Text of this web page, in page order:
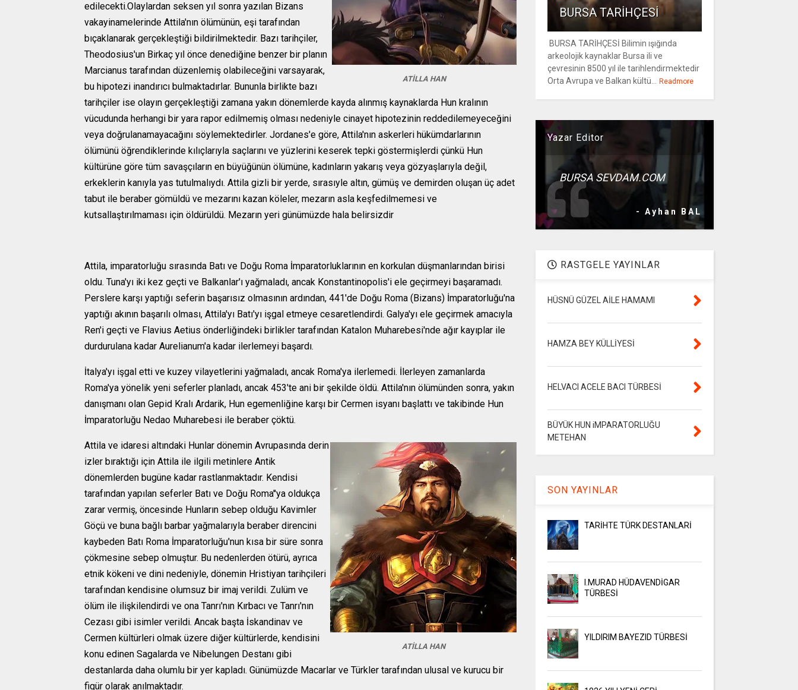
ATİLLA HAN
edilecekti.Olaylardan seksen yıl sonra yazılan Bizans
vakayinamelerinde Attila'nın ölümünün, eşi tarafından
bıçaklanarak gerçekleştiği bildirilmektedir. Bazı tarihçiler,
Theodosius'un Birkaç yıl önce denediğine benzer bir planın
Marcianus tarafından düzenlemiş olabileceğini varsayarak,
bu hipotezi inandırıcı bulmaktadırlar. Bununla birlikte bazı
tarihçiler ise olayın gerçekleştiği zamana yakın dönemlerde kayda alınmış kaynaklarda Hun kralının
vücudunda herhangi bir yara rapor edilmemiş olması nedeniyle cinayet hipotezinin reddedilemeyeceğini
veya doğrulanamayacağını söylemektedirler. Jordanes'e göre, Attila'nın askerleri hükümdarlarının
ölümünü öğrendiklerinde kılıçlarıyla saçlarını ve yüzlerini keserek tepki göstermişlerdi çünkü Hun
kültürüne göre tüm savaşçıların en büyüğünün ölümüne, kadınların yakarış veya gözyaşlarıyla değil,
erkeklerin kanıyla yas tutulmalıydı. Attila gizli bir yerde, sırasıyle altın, gümüş ve demirden oluşan üç adet
tabut ile beraber gömüldü ve mezarını kazan köleler, mezarın asla keşfedilmemesi ve
kutsallaştırılmaması için öldürüldü. Mezarın yeri günümüzde hala belirsizdir
Attila, imparatorluğu sırasında Batı ve Doğu Roma İmparatorluklarının en korkulan düşmanlarından birisi
oldu. Tuna'yı iki kez geçti ve Balkanlar'ı yağmaladı, ancak Konstantinopolis'i ele geçirmeyi başaramadı.
Perslere karşı yaptığı seferin başarısız olmasının ardından, 441'de Doğu Roma (Bizans) İmparatorluğu'na
yaptığı akının başarılı olması, Attila'yı Batı'yı işgal etmeye cesaretlendirdi. Galya'yı ele geçirmek amacıyla
Ren'i geçti ve Flavius Aetius önderliğindeki birlikler tarafından Katalon Muharebesi'nde ağır kayıplar ile
durdurulana kadar Aurelianum'a kadar ilerlemeyi başardı.
İtalya'yı işgal etti ve kuzey vilayetlerini yağmaladı, ancak Roma'ya ilerlemedi. İlerleyen zamanlarda
Roma'ya yönelik yeni seferler planladı, ancak 453'te ani bir şekilde öldü. Attila'nın ölümünden sonra, yakın
danışmanı olan Gepid Kralı Ardarik, Hun egemenliğine karşı bir Cermen isyanı başlattı ve takibinde Hun
İmparatorluğu Nedao Muharebesi ile beraber çöktü.
ATİLLA HAN
Attila ve idaresi altındaki Hunlar dönemin Avrupasında derin
izler bıraktığı için Attila ile ilgili metinlere Antik
dönemlerden bugüne kadar rastlanmaktadır. Kendisi
tarafından yapılan seferler Batı ve Doğu Roma''ya oldukça
zarar vermiş, öncesinde Hunların sebep olduğu Kavimler
Göçü ve buna bağlı barbar yağmalarıyla beraber direncini
kaybeden Batı Roma İmparatorluğu'nun kısa bir süre sonra
çökmesine sebep olmuştur. Bu nedenlerden ötürü, ayrıca
etnik kökeni ve dini nedeniyle, dönemin Hristiyan tarihçileri
tarafından kendisine olumsuz bir imaj verildi. Zulüm ve
ölüm ile ilişkilendirdi ve ona Tanrı'nın Kırbacı ve Tanrı'nın
Cezası gibi isimler verildi. Ancak başta İskandinav ve
Cermen kültürleri olmak üzere diğer kültürlerde, kendisini
konu edinen Sagalarda ve Nibelungen Destanı gibi
destanlarda daha olumlu bir yer kapladı. Günümüzde Macarlar ve Türkler tarafından ulusal ve kurucu bir
figür olarak anılmaktadır.
BURSA TARİHÇESİ
BURSA TARİHÇESİ Bilimin ışığında
arkeolojik kaynaklar Bursa ili ve
çevresinin 8500 yıl ile tarihlendirmektedir
Orta Avrupa ve Balkan kültü...
Readmore
Yazar Editor
BURSA SEVDAM.COM
- Ayhan BAL
RASTGELE YAYINLAR
HÜSNÜ GÜZEL AİLE HAMAMI
HAMZA BEY KÜLLİYESİ
HELVACI ACELE BACI TÜRBESİ
BÜYÜK HUN iMPARATORLUĞU
METEHAN
SON YAYINLAR
TARİHTE TÜRK DESTANLARİ
I.MURAD HÜDAVENDİGAR
TÜRBESİ
YILDIRIM BAYEZID TÜRBESİ